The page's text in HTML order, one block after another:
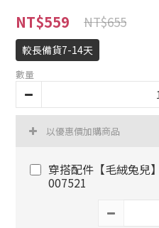
NT$559 NT$655
較長備貨7-14天
數量
以優惠價加購商品
穿搭配件【毛絨兔兒
007521